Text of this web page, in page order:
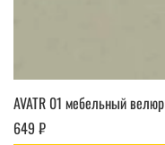
AVATR 01 мебельный велюр
649 ₽